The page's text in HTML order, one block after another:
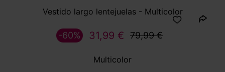
Vestido largo lentejuelas - Multicolor
31,99 € 79,99 €
-60%
Multicolor